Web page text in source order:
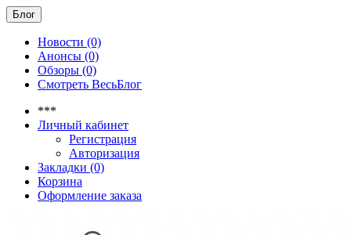
Блог
Новости (0)
Анонсы (0)
Обзоры (0)
Смотреть ВесьБлог
***
Личный кабинет
Регистрация
Авторизация
Закладки (0)
Корзина
Оформление заказа